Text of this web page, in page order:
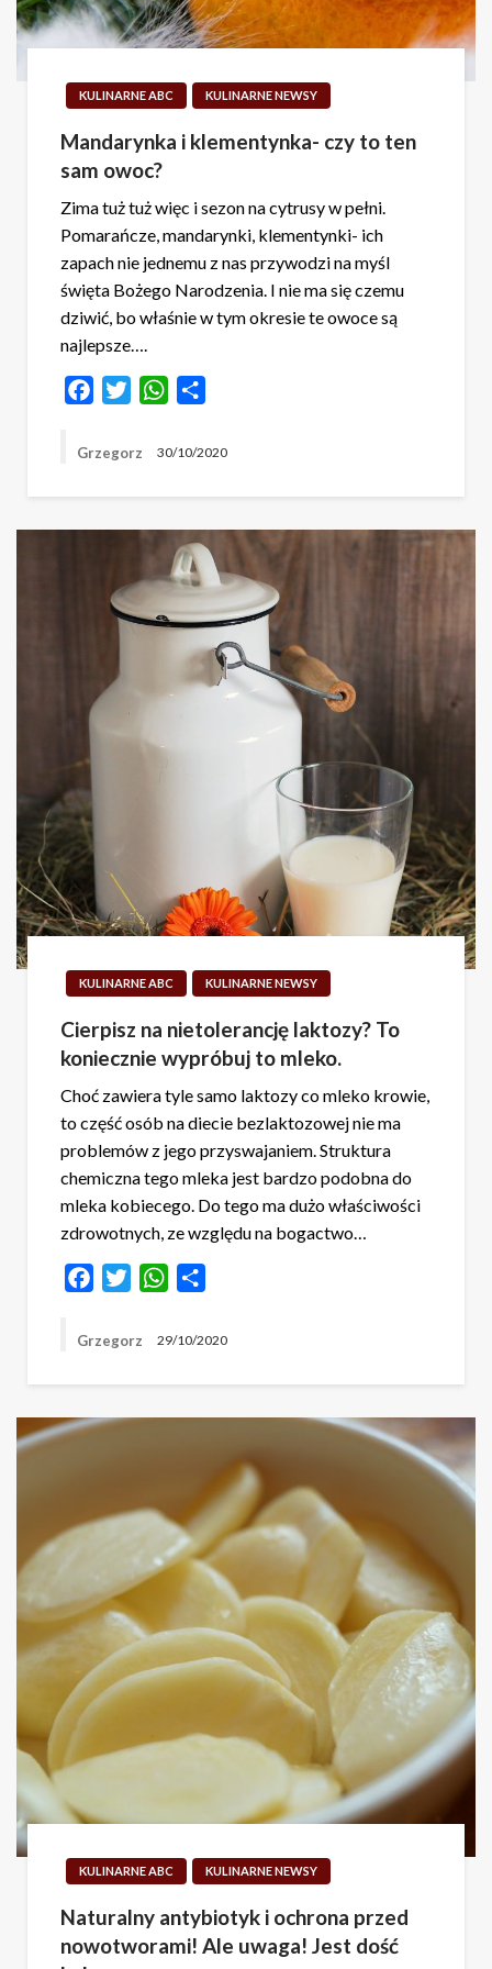
KULINARNE ABC KULINARNE NEWSY
Mandarynka i klementynka- czy to ten
sam owoc?
Zima tuż tuż więc i sezon na cytrusy w pełni.
Pomarańcze, mandarynki, klementynki- ich
zapach nie jednemu z nas przywodzi na myśl
święta Bożego Narodzenia. I nie ma się czemu
dziwić, bo właśnie w tym okresie te owoce są
najlepsze….
FacebookTwitterWhatsApp
Grzegorz 30/10/2020
KULINARNE ABC KULINARNE NEWSY
Cierpisz na nietolerancję laktozy? To
koniecznie wypróbuj to mleko.
Choć zawiera tyle samo laktozy co mleko krowie,
to część osób na diecie bezlaktozowej nie ma
problemów z jego przyswajaniem. Struktura
chemiczna tego mleka jest bardzo podobna do
mleka kobiecego. Do tego ma dużo właściwości
zdrowotnych, ze względu na bogactwo…
FacebookTwitterWhatsApp
Grzegorz 29/10/2020
KULINARNE ABC KULINARNE NEWSY
Naturalny antybiotyk i ochrona przed
nowotworami! Ale uwaga! Jest dość